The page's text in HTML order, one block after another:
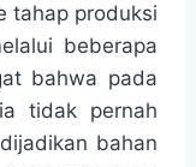
tahap produksi
beberapa
bahwa pada
tidak pernah
bahan